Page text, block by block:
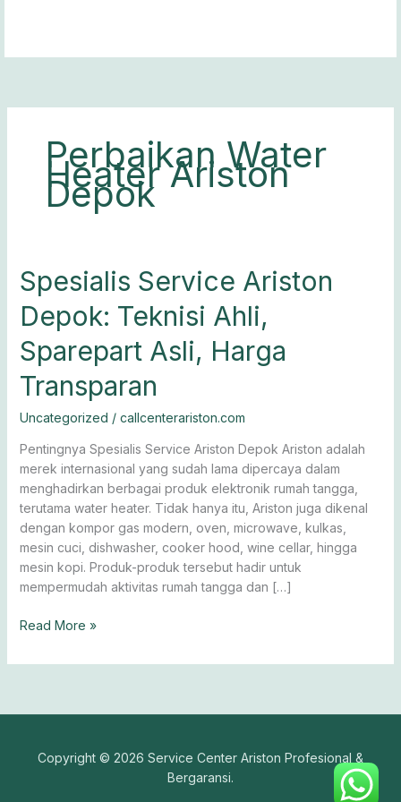
Perbaikan Water
Heater Ariston
Depok
Spesialis Service Ariston
Depok: Teknisi Ahli,
Sparepart Asli, Harga
Transparan
Uncategorized / callcenterariston.com
Pentingnya Spesialis Service Ariston Depok Ariston adalah
merek internasional yang sudah lama dipercaya dalam
menghadirkan berbagai produk elektronik rumah tangga,
terutama water heater. Tidak hanya itu, Ariston juga dikenal
dengan kompor gas modern, oven, microwave, kulkas,
mesin cuci, dishwasher, cooker hood, wine cellar, hingga
mesin kopi. Produk-produk tersebut hadir untuk
mempermudah aktivitas rumah tangga dan […]
Spesialis
Service
Ariston
Depok:
Teknisi
Ahli,
Sparepart
Asli,
Transparan
Read More »
Copyright © 2026 Service Center Ariston Profesional &
Bergaransi.